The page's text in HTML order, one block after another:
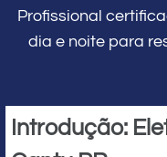
Profissional
dia e noite para
Introdução: